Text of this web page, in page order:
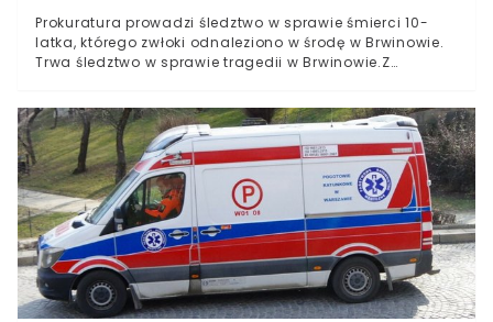
Prokuratura prowadzi śledztwo w sprawie śmierci 10-
latka, którego zwłoki odnaleziono w środę w Brwinowie.
Trwa śledztwo w sprawie tragedii w Brwinowie.Z
Brwinowie (powiat pruszkowski), zginął śmiercią
samobójczą. Doniesień tych nie potwierdza jednak ani
policja, ani prokuratura, która prowadzi śledztwo w tej
sprawie.- Potwierdzam zgon 10-latka. Wszystkie pytania
w tej sprawie proszę kierować do prokuratury rejonowej -
mówiła w rozmowie z Wawa Info kom. Karolina Kańka z
Komendy Powiatowej Policji w Pruszkowie.Także
Prokuratura Rejonowa w Pruszkowie nie zdradza póki co
szczegółów śledztwa. - Nie udzialamy takich informacji
- przekazał Wawa Info prokurator Adam Grzeczyński.W